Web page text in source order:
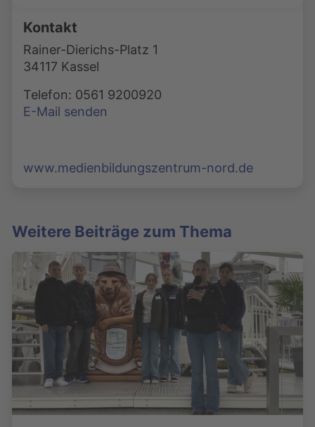
Kontakt
Rainer-Dierichs-Platz 1
34117 Kassel
Telefon: 0561 9200920
E-Mail senden
www.medienbildungszentrum-nord.de
Weitere Beiträge zum Thema